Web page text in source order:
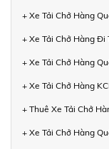
+ Xe Tải Chở Hàng
+ Xe Tải Chở Hàng Đi
+ Xe Tải Chở Hàng
+ Xe Tải Chở Hàng
+ Thuê Xe Tải Chở
+ Xe Tải Chở Hàng